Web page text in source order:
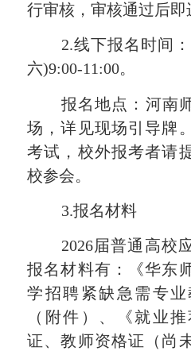
行审核，审核通过后即
2.线下报名时间：
六)9:00-11:00。
报名地点：河南
场，详见现场引导牌
考试，校外报考者请
校参会。
3.报名材料
2026届普通高校
报名材料有：《华东
学招聘紧缺急需专业
（附件）、《就业
证、教师资格证（尚